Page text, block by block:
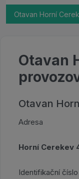
Otavan Horní
Otavan
Otavan
Adresa
Horní Cerekev
Identifikační